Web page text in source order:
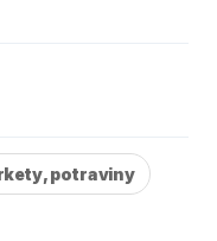
potraviny